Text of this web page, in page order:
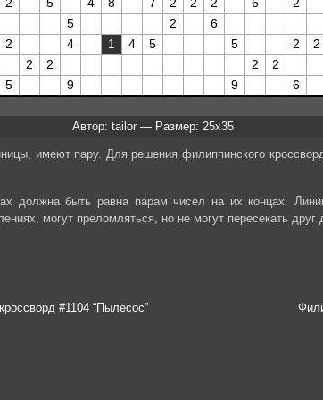
Автор: tailor — Размер: 25x35
имеют пару. Для решения филиппинского
должна быть равна парам чисел на их концах.
могут преломляться, но не могут пересекать
#1104 “Пылесос”